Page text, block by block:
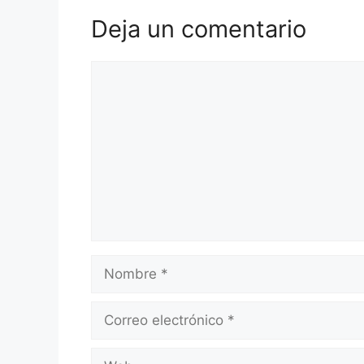
Deja un comentario
Nombre
Correo
Web